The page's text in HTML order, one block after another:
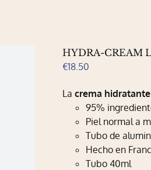
HYDRA-CREAM
€18.50
La crema
95%
Piel normal a
Tubo de
Hecho en
Tubo 40ml